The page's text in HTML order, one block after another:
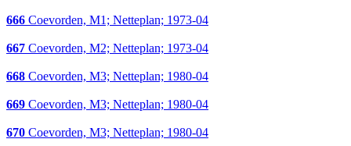
666 Coevorden, M1; Netteplan; 1973-04
667 Coevorden, M2; Netteplan; 1973-04
668 Coevorden, M3; Netteplan; 1980-04
669 Coevorden, M3; Netteplan; 1980-04
670 Coevorden, M3; Netteplan; 1980-04